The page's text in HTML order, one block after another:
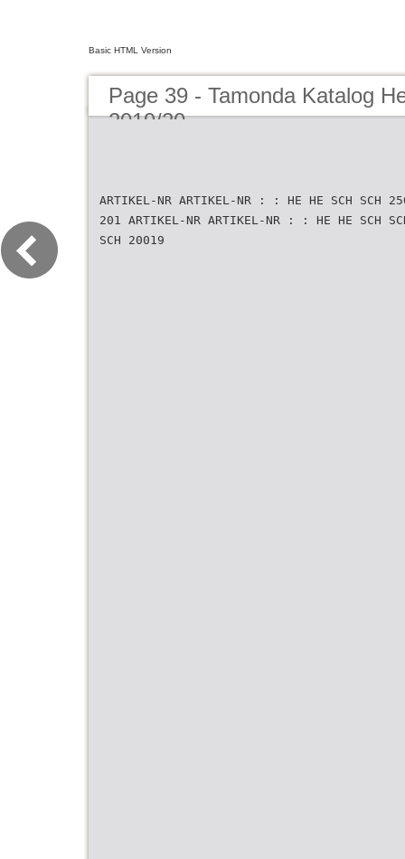
Basic HTML Version
Page 39 - Tamonda Katalog
2019/20
ARTIKEL-NR ARTIKEL-NR : : HE HE SCH SCH
201 ARTIKEL-NR ARTIKEL-NR : : HE HE SCH
SCH 20019